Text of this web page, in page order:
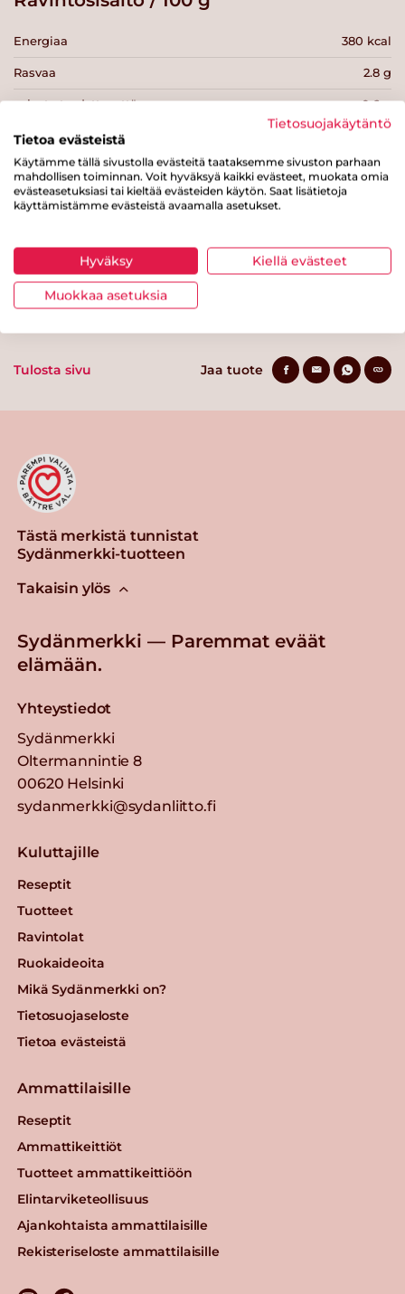
Energiaa 380 kcal
Rasvaa 2.8 g
josta tyydyttynyttä rasvaa 0.6 g
Hiilihydraatteja
josta sokereita 10 g
Kuitua
Tulosta sivu Jaa tuote
Tästä merkistä tunnistat
Sydänmerkki-tuotteen
Takaisin ylös
Sydänmerkki — Paremmat eväät
elämään.
Yhteystiedot
Sydänmerkki
Oltermannintie 8
00620 Helsinki
sydanmerkki@sydanliitto.fi
Kuluttajille
Reseptit
Tuotteet
Ravintolat
Ruokaideoita
Mikä Sydänmerkki on?
Tietosuojaseloste
Tietoa evästeistä
Ammattilaisille
Reseptit
Ammattikeittiöt
Tuotteet ammattikeittiöön
Elintarviketeollisuus
Ajankohtaista ammattilaisille
Rekisteriseloste ammattilaisille
Tietosuojakäytäntö
Tietoa evästeistä
Käytämme tällä sivustolla evästeitä taataksemme sivuston parhaan
mahdollisen toiminnan. Voit hyväksyä kaikki evästeet, muokata omia
evästeasetuksiasi tai kieltää evästeiden käytön. Saat lisätietoja
käyttämistämme evästeistä avaamalla asetukset.
Hyväksy Kiellä evästeet
Muokkaa asetuksia